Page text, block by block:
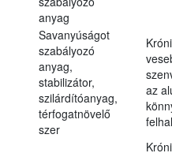
anyag
Savanyúságot
szabályozó
anyag,
stabilizátor,
szilárdítóanyag,
térfogatnövelő
szer
az